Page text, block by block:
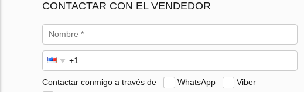
CONTACTAR CON EL VENDEDOR
Contactar conmigo a través de WhatsApp
Viber